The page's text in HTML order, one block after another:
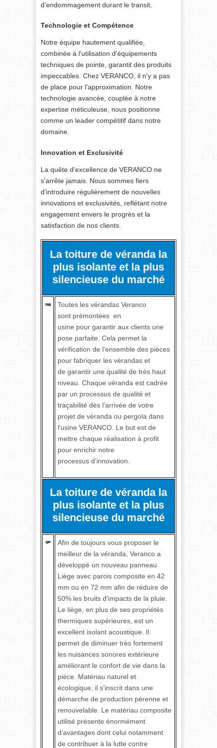
d'endommagement durant le transit.
Technologie et Compétence
Notre équipe hautement qualifiée,
combinée à l'utilisation d'équipements
techniques de pointe, garantit des produits
impeccables. Chez VERANCO, il n'y a pas
de place pour l'approximation. Notre
technologie avancée, couplée à notre
expertise méticuleuse, nous positionne
comme un leader compétitif dans notre
domaine.
Innovation et Exclusivité
La quête d'excellence de VERANCO ne
s'arrête jamais. Nous sommes fiers
d'introduire régulièrement de nouvelles
innovations et exclusivités, reflétant notre
engagement envers le progrès et la
satisfaction de nos clients.
La toiture de véranda la
plus isolante et la plus
silencieuse du marché
Toutes les vérandas Veranco
sont prémontées en
usine pour garantir aux clients une
pose parfaite. Cela permet la
vérification de l’ensemble des pièces
pour fabriquer les vérandas et
de garantir une qualité de très haut
niveau. Chaque véranda est cadrée
par un processus de qualité et
traçabilité dès l’arrivée de votre
projet de véranda ou pergola dans
l'usine VERANCO. Le but est de
mettre chaque réalisation à profit
pour enrichir notre
processus d’innovation.
La toiture de véranda la
plus isolante et la plus
silencieuse du marché
Afin de toujours vous proposer le
meilleur de la véranda, Veranco a
développé un nouveau panneau
Liège avec parois composite en 42
mm ou en 72 mm afin de réduire de
50% les bruits d'impacts de la pluie.
Le liège, en plus de ses propriétés
thermiques supérieures, est un
excellent isolant acoustique. Il
permet de diminuer très fortement
les nuisances sonores extérieure
améliorant le confort de vie dans la
pièce. Matériau naturel et
écologique, il s’inscrit dans une
démarche de production pérenne et
renouvelable. Le matériau composite
utilisé présente énormément
d’avantages dont celui notamment
de contribuer à la lutte contre